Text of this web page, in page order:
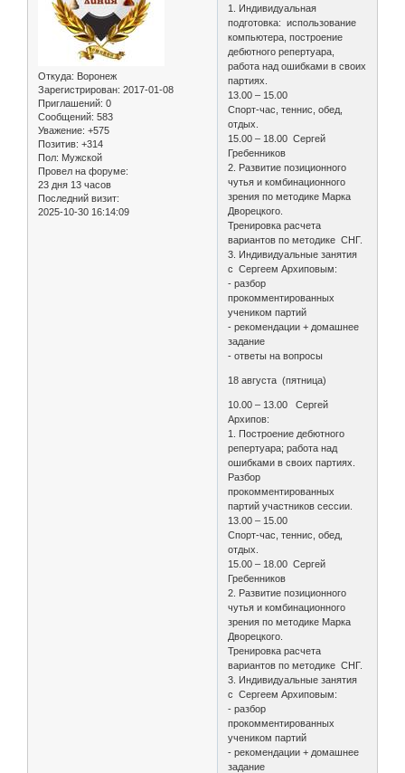
Откуда: Воронеж
Зарегистрирован: 2017-01-08
Приглашений: 0
Сообщений: 583
Уважение: +575
Позитив: +314
Пол: Мужской
Провел на форуме:
23 дня 13 часов
Последний визит:
2025-10-30 16:14:09
1. Индивидуальная
подготовка: использование
компьютера, построение
дебютного репертуара,
работа над ошибками в своих
партиях.
13.00 – 15.00
Спорт-час, теннис, обед,
отдых.
15.00 – 18.00 Сергей
Гребенников
2. Развитие позиционного
чутья и комбинационного
зрения по методике Марка
Дворецкого.
Тренировка расчета
вариантов по методике СНГ.
3. Индивидуальные занятия
с Сергеем Архиповым:
- разбор
прокомментированных
учеником партий
- рекомендации + домашнее
задание
- ответы на вопросы
18 августа (пятница)
10.00 – 13.00 Сергей
Архипов:
1. Построение дебютного
репертуара; работа над
ошибками в своих партиях.
Разбор
прокомментированных
партий участников сессии.
13.00 – 15.00
Спорт-час, теннис, обед,
отдых.
15.00 – 18.00 Сергей
Гребенников
2. Развитие позиционного
чутья и комбинационного
зрения по методике Марка
Дворецкого.
Тренировка расчета
вариантов по методике СНГ.
3. Индивидуальные занятия
с Сергеем Архиповым:
- разбор
прокомментированных
учеником партий
- рекомендации + домашнее
задание